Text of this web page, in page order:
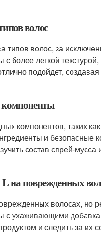
волос
типов волос, за
более легкой
подойдет,
компоненты
компонентов, таких
и безопасные
состав спрей-мусса
на поврежденных
волосах, но
с ухаживающими
и следить за их